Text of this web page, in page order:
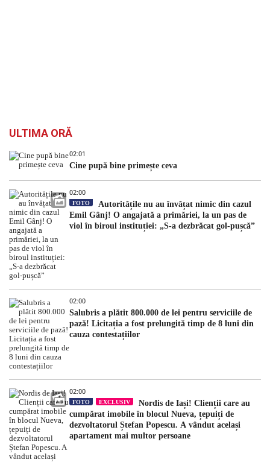
ULTIMA ORĂ
02:01
Cine pupă bine primește ceva
02:00
FOTO
Autoritățile nu au învățat nimic din cazul
Emil Gânj! O angajată a primăriei, la un pas de
viol în biroul instituției: „S-a dezbrăcat gol-pușcă”
02:00
Salubris a plătit 800.000 de lei pentru serviciile de
pază! Licitația a fost prelungită timp de 8 luni din
cauza contestațiilor
02:00
FOTO EXCLUSIV
Nordis de Iași! Clienții care au
cumpărat imobile în blocul Nueva, țepuiți de
dezvoltatorul Ștefan Popescu. A vândut același
apartament mai multor persoane